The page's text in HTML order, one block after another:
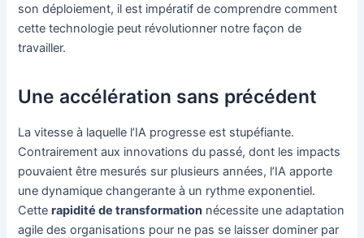
son déploiement, il est impératif de comprendre comment
cette technologie peut révolutionner notre façon de
travailler.
Une accélération sans précédent
La vitesse à laquelle l’IA progresse est stupéfiante.
Contrairement aux innovations du passé, dont les impacts
pouvaient être mesurés sur plusieurs années, l’IA apporte
une dynamique changerante à un rythme exponentiel.
Cetterapidité de transformation nécessite une adaptation
agile des organisations pour ne pas se laisser dominer par